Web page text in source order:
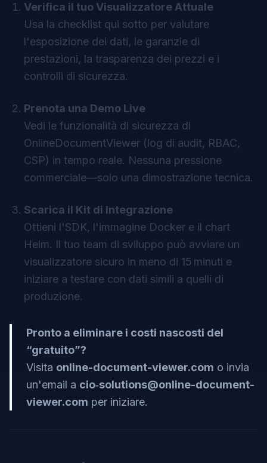
Verifica il tuo Visualizzatore Attuale
Usa la checklist qui sotto per valutare
l'esposizione dei dati, le garanzie di
prestazioni, la trasparenza dei prezzi e i
controlli di sicurezza.
Prenota una Demo Live
Vedi le funzionalità di sicurezza di
OnlineDocumentViewer (log di audit, RBAC,
CSP) in tempo reale. Nessuna pressione
commerciale—solo una dimostrazione tecnica.
Scarica il Kit di Integrazione
Ottieni l'SDK, l'immagine Docker e il chart
Helm. Il tuo team di sviluppo può avviare un
visualizzatore sicuro in meno di 15 minuti e
iniziare a testare con dati simili a quelli di
produzione.
Pronto a eliminare i costi nascosti del
“gratuito”?
Visita online-document-viewer.com o invia
un'email a cio‑solutions@online-document-
viewer.com per iniziare.